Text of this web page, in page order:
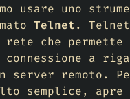
usare uno
Telnet.
che permette
a
server remoto.
semplice, apre